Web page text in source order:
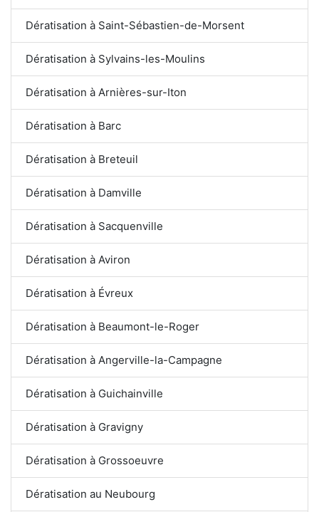
Dératisation à Saint-Sébastien-de-Morsent
Dératisation à Sylvains-les-Moulins
Dératisation à Arnières-sur-Iton
Dératisation à Barc
Dératisation à Breteuil
Dératisation à Damville
Dératisation à Sacquenville
Dératisation à Aviron
Dératisation à Évreux
Dératisation à Beaumont-le-Roger
Dératisation à Angerville-la-Campagne
Dératisation à Guichainville
Dératisation à Gravigny
Dératisation à Grossoeuvre
Dératisation au Neubourg